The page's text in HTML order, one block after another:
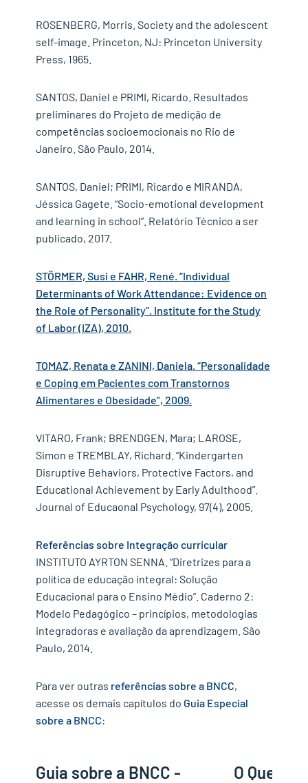
ROSENBERG, Morris. Society and the adolescent
self-image. Princeton, NJ: Princeton University
Press, 1965.
SANTOS, Daniel e PRIMI, Ricardo. Resultados
preliminares do Projeto de medição de
competências socioemocionais no Rio de
Janeiro. São Paulo, 2014.
SANTOS, Daniel; PRIMI, Ricardo e MIRANDA,
Jéssica Gagete. “Socio-emotional development
and learning in school”. Relatório Técnico a ser
publicado, 2017.
STÖRMER, Susi e FAHR, René. “Individual
Determinants of Work Attendance: Evidence on
the Role of Personality”. Institute for the Study
of Labor (IZA), 2010.
TOMAZ, Renata e ZANINI, Daniela. “Personalidade
e Coping em Pacientes com Transtornos
Alimentares e Obesidade”, 2009.
VITARO, Frank; BRENDGEN, Mara; LAROSE,
Simon e TREMBLAY, Richard. “Kindergarten
Disruptive Behaviors, Protective Factors, and
Educational Achievement by Early Adulthood”.
Journal of Educaonal Psychology, 97(4), 2005.
Referências sobre Integração curricular
INSTITUTO AYRTON SENNA. “Diretrizes para a
política de educação integral: Solução
Educacional para o Ensino Médio”. Caderno 2:
Modelo Pedagógico – princípios, metodologias
integradoras e avaliação da aprendizagem. São
Paulo, 2014.
Para ver outras referências sobre a BNCC,
acesse os demais capítulos do Guia Especial
sobre a BNCC:
Guia sobre a BNCC -
O Que é a